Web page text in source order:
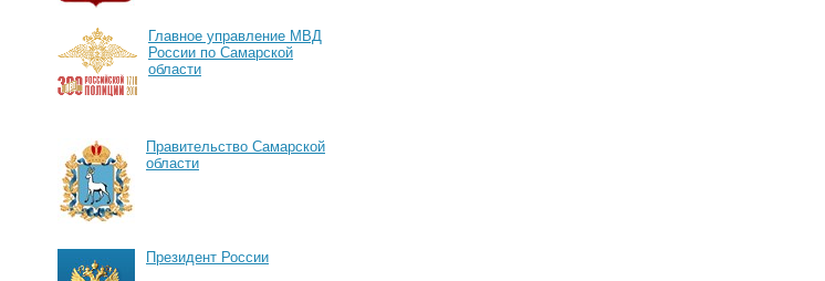
Главное управление МВД
России по Самарской
области
Правительство Самарской
области
Президент России